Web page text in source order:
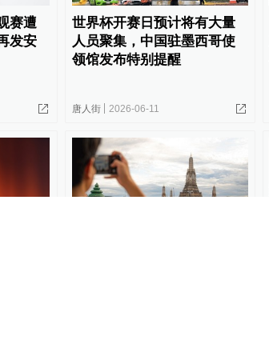
赛遭
发安
世界杯开赛日预计将有大量
人员聚集，中国驻墨西哥使
领馆发布特别提醒
唐人街 2026-06-11